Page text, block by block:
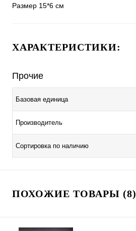
Размер 15*6 см
ХАРАКТЕРИСТИКИ:
Прочие
Базовая единица
Производитель
Сортировка по наличию
ПОХОЖИЕ ТОВАРЫ (8)